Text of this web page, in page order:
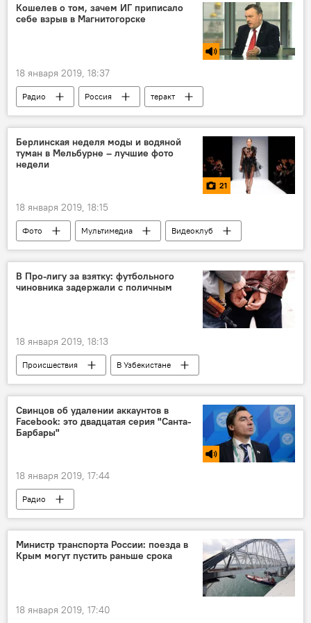
Кошелев о том, зачем ИГ приписало
себе взрыв в Магнитогорске
18 января 2019, 18:37
Радио Россия теракт
Берлинская неделя моды и водяной
туман в Мельбурне – лучшие фото
недели
21
18 января 2019, 18:15
Фото Мультимедиа Видеоклуб
В Про-лигу за взятку: футбольного
чиновника задержали с поличным
18 января 2019, 18:13
Происшествия
В Узбекистане
Спорт
Свинцов об удалении аккаунтов в
Facebook: это двадцатая серия "Санта-
Барбары"
18 января 2019, 17:44
Радио
Министр транспорта России: поезда в
Крым могут пустить раньше срока
18 января 2019, 17:40